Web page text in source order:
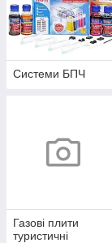
Системи БПЧ
Газові плити
туристичні